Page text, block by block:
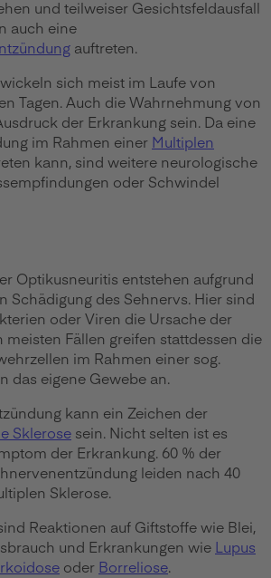
und teilweiser Gesichtsfeldausfall
auch eine
auftreten.
sich meist im Laufe von
Tagen. Auch die Wahrnehmung von
der Erkrankung sein. Da eine
im Rahmen einer Multiplen
kann, sind weitere neurologische
oder Schwindel
Optikusneuritis entstehen aufgrund
Schädigung des Sehnervs. Hier sind
oder Viren die Ursache der
meisten Fällen greifen stattdessen die
im Rahmen einer sog.
das eigene Gewebe an.
kann ein Zeichen der
Sklerose sein. Nicht selten ist es
der Erkrankung. 60 % der
leiden nach 40
Sklerose.
Reaktionen auf Giftstoffe wie Blei,
und Erkrankungen wie Lupus
oder Borreliose.